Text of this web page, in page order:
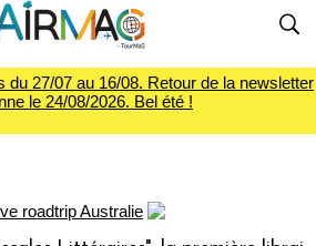
du 27/07 au 16/08. Retour de la newsletter
le 24/08/2026. Bel été !